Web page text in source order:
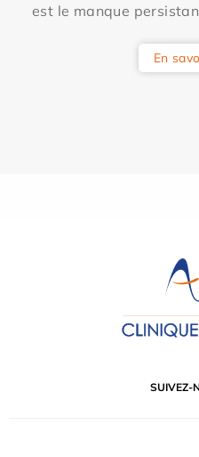
est le manque
En
SUIVEZ-